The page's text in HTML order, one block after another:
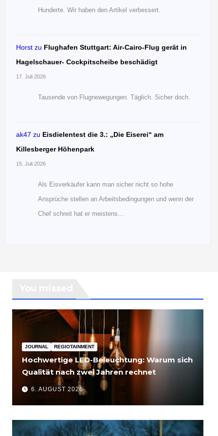
Hunderte. Wir haben den Artikel verbessert.
Horst zu Flughafen Stuttgart: Air-Cairo-Flug gerät in
Hagelschauer- Cockpitscheibe beschädigt
17. Juli 2026
Tausende von Flugnewegungen. Täglich. Sicher doch.
ak47 zu Eisdielentest die 3.: „Die Eiserei“ am
Killesberger Höhenpark
15. Juli 2026
Als Eisverkäufer kann man sicher nicht so hohe
Ansprüche stellen an Arbeitsbedingungen und wenn der
Chef schreit hat er meistens…
JOURNAL REGIOTAINMENT
Hochwertige LED-Beleuchtung: Warum sich
Qualität nach zwei Jahren rechnet
6. AUGUST 2026